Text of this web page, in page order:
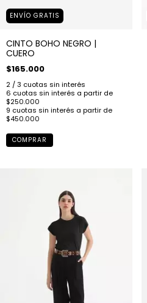
ENVÍO GRATIS
CINTO BOHO NEGRO |
CUERO
$165.000
COMPRAR